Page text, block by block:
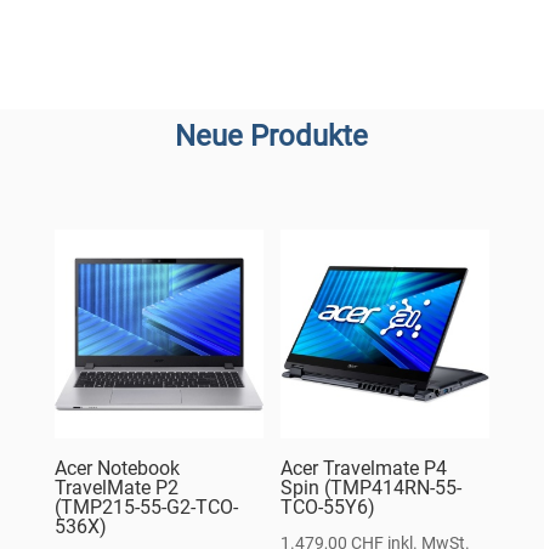
Neue Produkte
Acer Notebook
TravelMate P2
(TMP215-55-G2-TCO-
536X)
Acer Travelmate P4
Spin (TMP414RN-55-
TCO-55Y6)
1.479,00CHF inkl. MwSt.